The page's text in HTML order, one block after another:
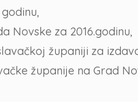
Novske za 2016.godinu,
županiji za
županije na Grad